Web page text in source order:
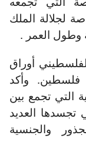
لجلالة الملك
وطول العمر .
أوراق
فلسطين. وأكد
التي تجمع بين
تجسدها العديد
والجنسية